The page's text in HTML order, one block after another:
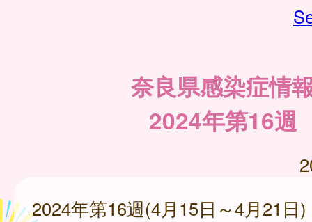
奈良県感染症情
2024年第16週
2024年第16週(4月15日～4月21日)